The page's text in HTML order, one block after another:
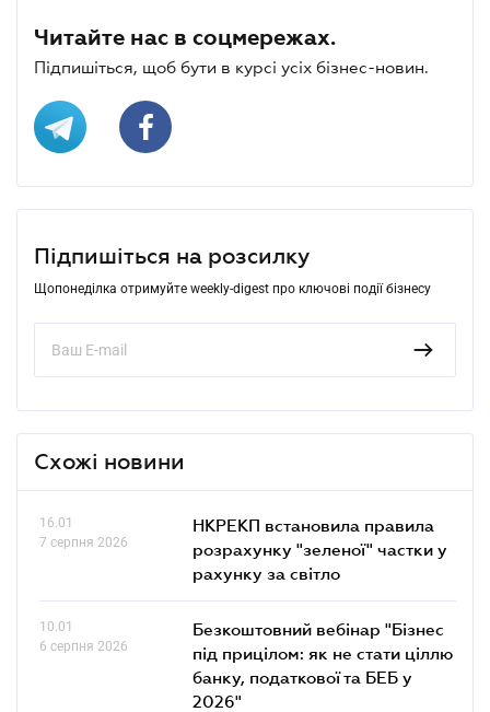
Читайте нас в соцмережах.
Підпишіться, щоб бути в курсі усіх бізнес-новин.
Підпишіться на розсилку
Щопонеділка отримуйте weekly-digest про ключові події бізнесу
Схожі новини
16.01
7 серпня 2026
НКРЕКП встановила правила
розрахунку "зеленої" частки у
рахунку за світло
10.01
6 серпня 2026
Безкоштовний вебінар "Бізнес
під прицілом: як не стати ціллю
банку, податкової та БЕБ у
2026"